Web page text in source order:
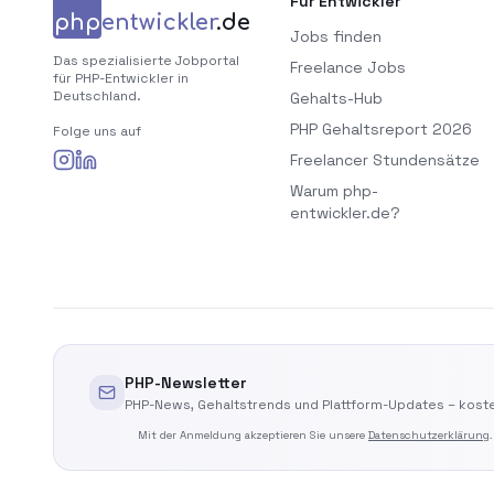
phpentwickler.de
Das spezialisierte Jobportal
für PHP-Entwickler in
Deutschland.
Folge uns auf
Jobs finden
Freelance Jobs
Gehalts-Hub
PHP Gehaltsreport 2026
Freelancer Stundensätze
Warum php-
entwickler.de?
PHP-Newsletter
PHP-News, Gehaltstrends und Plattform-Updates –
Mit der Anmeldung akzeptieren Sie unsere Datenschutzerklärung.